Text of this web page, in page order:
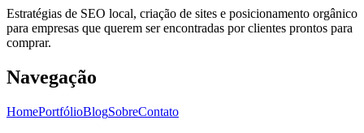
Estratégias de SEO local, criação de sites e posicionamento orgânico
para empresas que querem ser encontradas por clientes prontos para
comprar.
Navegação
HomePortfólioBlogSobreContato